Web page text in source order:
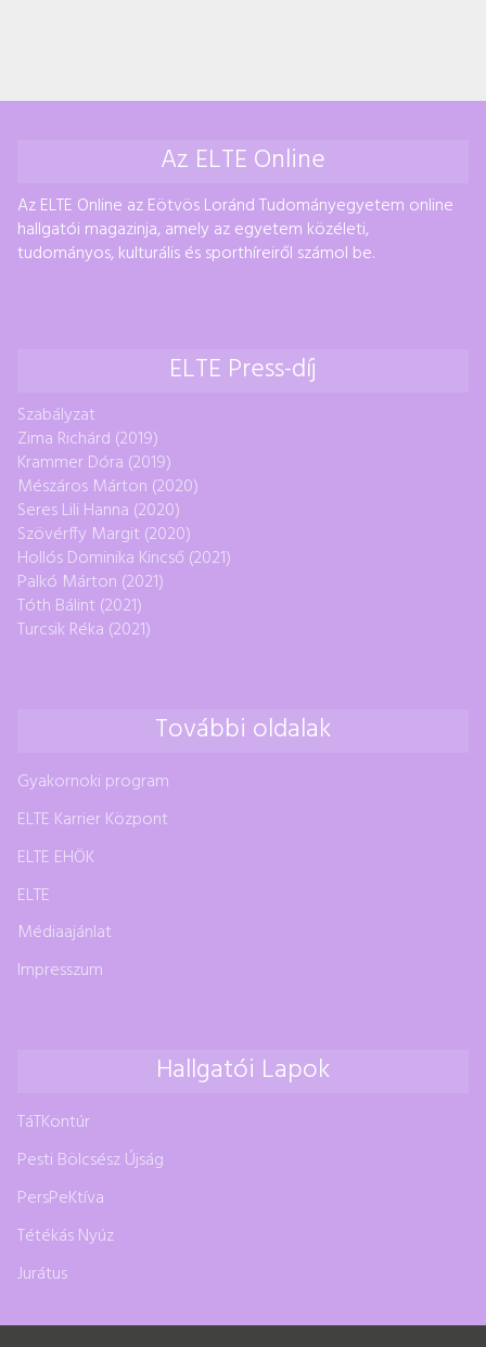
Az ELTE Online
Az ELTE Online az Eötvös Loránd Tudományegyetem online
hallgatói magazinja, amely az egyetem közéleti,
tudományos, kulturális és sporthíreiről számol be.
ELTE Press-díj
Szabályzat
Zima Richárd (2019)
Krammer Dóra (2019)
Mészáros Márton (2020)
Seres Lili Hanna (2020)
Szövérffy Margit (2020)
Hollós Dominika Kincső (2021)
Palkó Márton (2021)
Tóth Bálint (2021)
Turcsik Réka (2021)
További oldalak
Gyakornoki program
ELTE Karrier Központ
ELTE EHÖK
ELTE
Médiaajánlat
Impresszum
Hallgatói Lapok
TáTKontúr
Pesti Bölcsész Újság
PersPeKtíva
Tétékás Nyúz
Jurátus